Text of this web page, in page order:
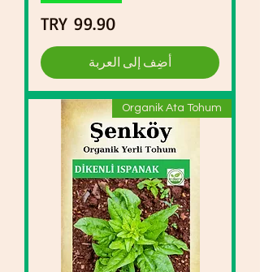
السعر
أضِف إلى العربة
Organik Ata Tohum